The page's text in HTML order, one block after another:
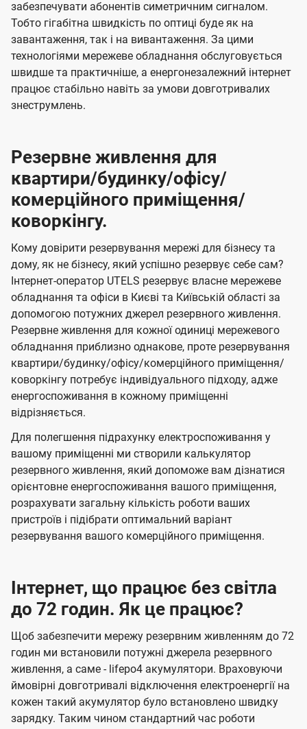
забезпечувати абонентів симетричним сигналом.
Тобто гігабітна швидкість по оптиці буде як на
завантаження, так і на вивантаження. За цими
технологіями мережеве обладнання обслуговується
швидше та практичніше, а енергонезалежний інтернет
працює стабільно навіть за умови довготривалих
знеструмлень.
Резервне живлення для
квартири/будинку/офісу/
комерційного приміщення/
коворкінгу.
Кому довірити резервування мережі для бізнесу та
дому, як не бізнесу, який успішно резервує себе сам?
Інтернет-оператор UTELS резервує власне мережеве
обладнання та офіси в Києві та Київській області за
допомогою потужних джерел резервного живлення.
Резервне живлення для кожної одиниці мережевого
обладнання приблизно однакове, проте резервування
квартири/будинку/офісу/комерційного приміщення/
коворкінгу потребує індивідуального підходу, адже
енергоспоживання в кожному приміщенні
відрізняється.
Для полегшення підрахунку електроспоживання у
вашому приміщенні ми створили калькулятор
резервного живлення, який допоможе вам дізнатися
орієнтовне енергоспоживання вашого приміщення,
розрахувати загальну кількість роботи ваших
пристроїв і підібрати оптимальний варіант
резервування вашого комерційного приміщення.
Інтернет, що працює без світла
до 72 годин. Як це працює?
Щоб забезпечити мережу резервним живленням до 72
годин ми встановили потужні джерела резервного
живлення, а саме - lifepo4 акумулятори. Враховуючи
ймовірні довготривалі відключення електроенергії на
кожен такий акумулятор було встановлено швидку
зарядку. Таким чином стандартний час роботи